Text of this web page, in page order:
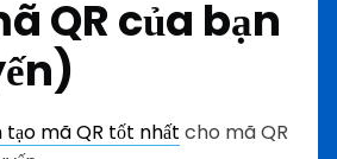
QR của bạn
mã QR tốt nhất cho mã QR